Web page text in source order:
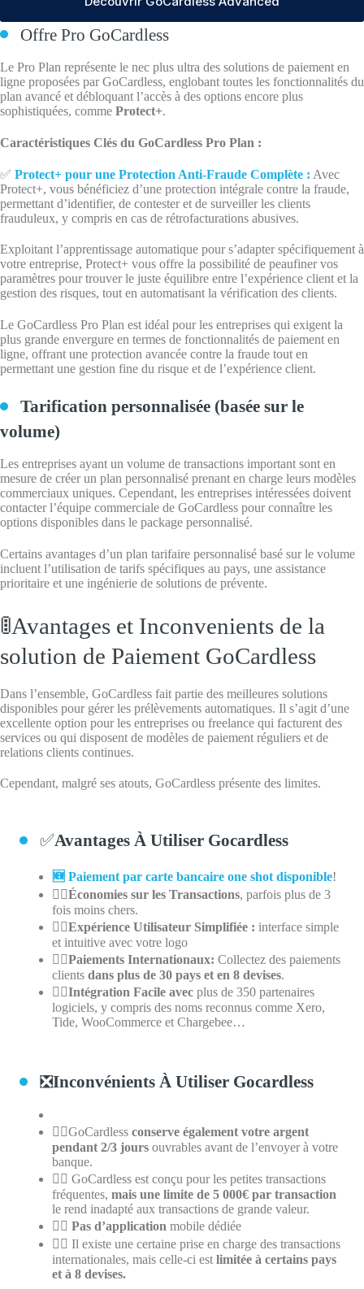
Offre Pro GoCardless
Le Pro Plan représente le nec plus ultra des solutions de paiement en
ligne proposées par GoCardless, englobant toutes les fonctionnalités du
plan avancé et débloquant l’accès à des options encore plus
sophistiquées, comme Protect+.
Caractéristiques Clés du GoCardless Pro Plan :
✅ Protect+ pour une Protection Anti-Fraude Complète : Avec
Protect+, vous bénéficiez d’une protection intégrale contre la fraude,
permettant d’identifier, de contester et de surveiller les clients
frauduleux, y compris en cas de rétrofacturations abusives.
Exploitant l’apprentissage automatique pour s’adapter spécifiquement à
votre entreprise, Protect+ vous offre la possibilité de peaufiner vos
paramètres pour trouver le juste équilibre entre l’expérience client et la
gestion des risques, tout en automatisant la vérification des clients.
Le GoCardless Pro Plan est idéal pour les entreprises qui exigent la
plus grande envergure en termes de fonctionnalités de paiement en
ligne, offrant une protection avancée contre la fraude tout en
permettant une gestion fine du risque et de l’expérience client.
Tarification personnalisée (basée sur le
volume)
Les entreprises ayant un volume de transactions important sont en
mesure de créer un plan personnalisé prenant en charge leurs modèles
commerciaux uniques. Cependant, les entreprises intéressées doivent
contacter l’équipe commerciale de GoCardless pour connaître les
options disponibles dans le package personnalisé.
Certains avantages d’un plan tarifaire personnalisé basé sur le volume
incluent l’utilisation de tarifs spécifiques au pays, une assistance
prioritaire et une ingénierie de solutions de prévente.
🚦Avantages et Inconvenients de la
solution de Paiement GoCardless
Dans l’ensemble, GoCardless fait partie des meilleures solutions
disponibles pour gérer les prélèvements automatiques. Il s’agit d’une
excellente option pour les entreprises ou freelance qui facturent des
services ou qui disposent de modèles de paiement réguliers et de
relations clients continues.
Cependant, malgré ses atouts, GoCardless présente des limites.
✅Avantages À Utiliser Gocardless
🆕 Paiement par carte bancaire one shot disponible!
👍🏽Économies sur les Transactions, parfois plus de 3
fois moins chers.
👍🏽Expérience Utilisateur Simplifiée : interface simple
et intuitive avec votre logo
👍🏽Paiements Internationaux: Collectez des paiements
clients dans plus de 30 pays et en 8 devises.
👍🏽Intégration Facile avec plus de 350 partenaires
logiciels, y compris des noms reconnus comme Xero,
Tide, WooCommerce et Chargebee…
❎Inconvénients À Utiliser Gocardless
👎🏽GoCardless conserve également votre argent
pendant 2/3 jours ouvrables avant de l’envoyer à votre
banque.
👎🏽 GoCardless est conçu pour les petites transactions
fréquentes, mais une limite de 5 000€ par transaction
le rend inadapté aux transactions de grande valeur.
👎🏽 Pas d’application mobile dédiée
👎🏽 Il existe une certaine prise en charge des transactions
internationales, mais celle-ci est limitée à certains pays
et à 8 devises.